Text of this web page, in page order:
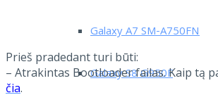
Galaxy A7 SM-A750FN
Galaxy S8 G950F
Prieš pradedant turi būti:
– Atrakintas Bootloader failas. Kaip tą
čia.